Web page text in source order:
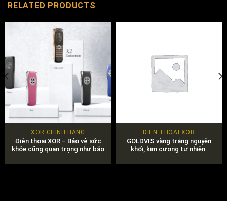
RELATED PRODUCTS
XOR CHÍNH HÃNG
Điện thoại XOR – Bảo vệ sức
khỏe cũng quan trọng như bảo
ĐIỆN THOẠI XOR
GOLDVIS vàng trắng nguyên
khối, kim cương tự nhiên.